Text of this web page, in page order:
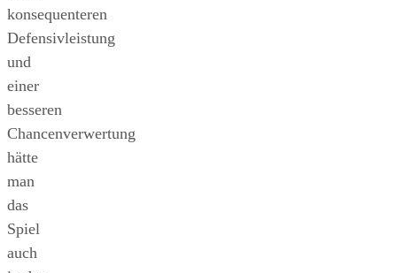
konsequenteren
Defensivleistung
und
einer
besseren
Chancenverwertung
hätte
man
das
Spiel
auch